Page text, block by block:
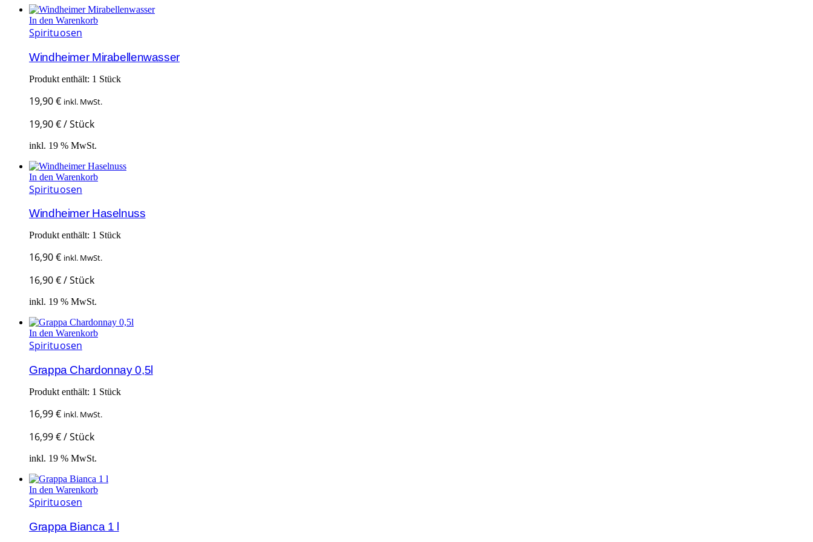
In den Warenkorb
Spirituosen
Windheimer Mirabellenwasser
Produkt enthält: 1 Stück
19,90€ inkl. MwSt.
19,90€/Stück
inkl. 19 % MwSt.
In den Warenkorb
Spirituosen
Windheimer Haselnuss
Produkt enthält: 1 Stück
16,90€ inkl. MwSt.
16,90€/Stück
inkl. 19 % MwSt.
In den Warenkorb
Spirituosen
Grappa Chardonnay 0,5l
Produkt enthält: 1 Stück
16,99€ inkl. MwSt.
16,99€/Stück
inkl. 19 % MwSt.
In den Warenkorb
Spirituosen
Grappa Bianca 1 l